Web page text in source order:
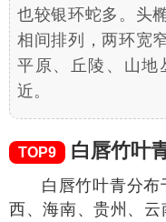
也较银环蛇多。头
相间排列，两环宽
平原、丘陵、山地
近。
TOP9 白唇竹叶
白唇竹叶青分
西、海南、贵州、